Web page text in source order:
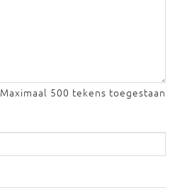
Maximaal 500 tekens toegestaan